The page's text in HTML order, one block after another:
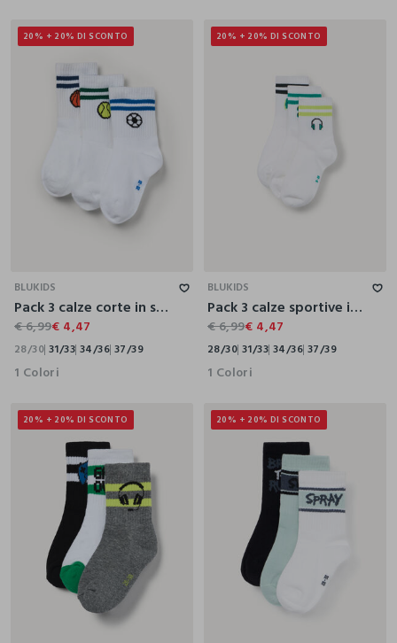
20% + 20% DI SCONTO
BLUKIDS
Pack 3 calze corte in spugna misto cotone
€ 6,99€ 4,47
28/30 31/33 34/36 37/39
1 Colori
20% + 20% DI SCONTO
BLUKIDS
Pack 3 calze sportive in spugna stretch
€ 6,99€ 4,47
28/30 31/33 34/36 37/39
1 Colori
20% + 20% DI SCONTO 20% + 20% DI SCONTO